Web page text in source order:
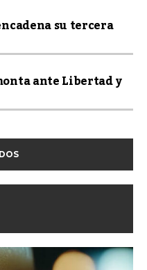
su tercera
ante Libertad y